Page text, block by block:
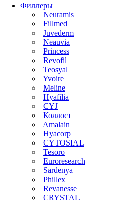
Филлеры
Neuramis
Fillmed
Juvederm
Neauvia
Princess
Revofil
Teosyal
Yvoire
Meline
Hyafilia
CYJ
Коллост
Amalain
Hyacorp
CYTOSIAL
Tesoro
Euroresearch
Sardenya
Phillex
Revanesse
CRYSTAL